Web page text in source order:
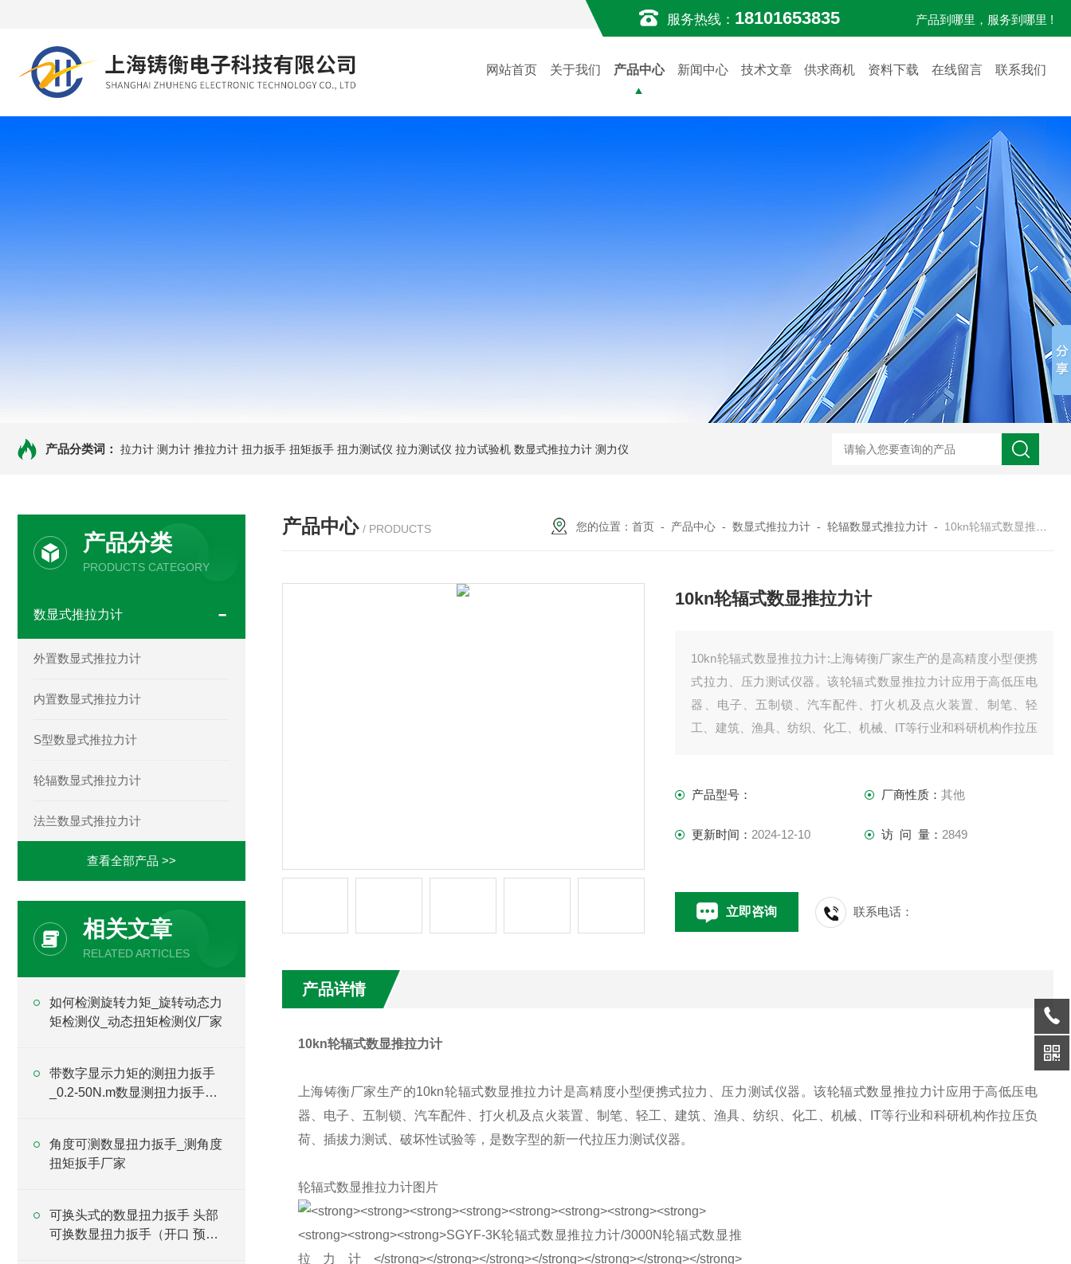
服务热线： 18101653835 产品到哪里，服务到哪里 !
网站首页 关于我们 产品中心 新闻中心 技术文章 供求商机 资料下载 在线留言 联系我们
产品分类词： 拉力计 测力计 推拉力计 扭力扳手 扭矩扳手 扭力测试仪 拉力测试仪 拉力试验机 数显式推拉力计 测力仪
产品分类
PRODUCTS CATEGORY
数显式推拉力计
外置数显式推拉力计
内置数显式推拉力计
S型数显式推拉力计
轮辐数显式推拉力计
法兰数显式推拉力计
查看全部产品 >>
相关文章
RELATED ARTICLES
如何检测旋转力矩_旋转动态力
矩检测仪_动态扭矩检测仪厂家
带数字显示力矩的测扭力扳手
_0.2-50N.m数显测扭力扳手规
角度可测数显扭力扳手_测角度
扭矩扳手厂家
可换头式的数显扭力扳手 头部
可换数显扭力扳手（开口 预置
产品中心 / PRODUCTS 您的位置：首页 - 产品中心 -数显式推拉力计 -轮辐数显式推拉力计 - 10kn轮辐式数显推拉力计
10kn轮辐式数显推拉力计
10kn轮辐式数显推拉力计​:上海铸衡厂家生产的是高精度小型便携
式拉力、压力测试仪器。该轮辐式数显推拉力计应用于高低压电
器、电子、五制锁、汽车配件、打火机及点火装置、制笔、轻
工、建筑、渔具、纺织、化工、机械、IT等行业和科研机构作拉压
产品型号：
厂商性质： 其他
更新时间： 2024-12-10 访 问 量： 2849
立即咨询 联系电话：
产品详情
10kn轮辐式数显推拉力计
上海铸衡厂家生产的10kn轮辐式数显推拉力计是高精度小型便携式拉力、压力测试仪器。该轮辐式数显推拉力计应用于高低压电
器、电子、五制锁、汽车配件、打火机及点火装置、制笔、轻工、建筑、渔具、纺织、化工、机械、IT等行业和科研机构作拉压负
荷、插拔力测试、破坏性试验等，是数字型的新一代拉压力测试仪器。
轮辐式数显推拉力计图片